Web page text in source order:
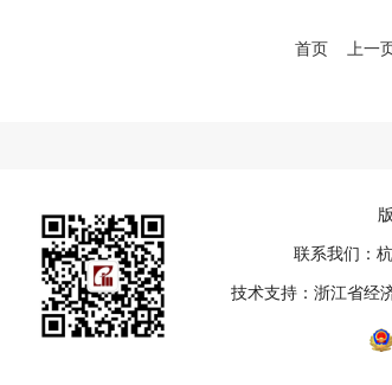
首页 上一
联系我们：
技术支持：浙江省经